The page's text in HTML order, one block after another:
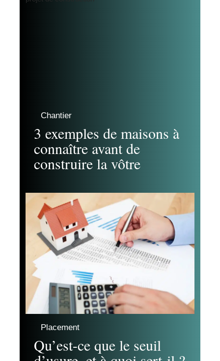
Chantier
3 exemples de maisons à
connaître avant de
construire la vôtre
Placement
Qu’est-ce que le seuil